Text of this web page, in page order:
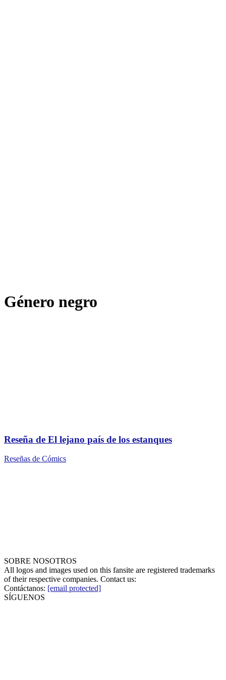
Género negro
Reseña de El lejano país de los estanques
Reseñas de Cómics
SOBRE NOSOTROS
All logos and images used on this fansite are registered trademarks
of their respective companies. Contact us:
Contáctanos: [email protected]
SÍGUENOS